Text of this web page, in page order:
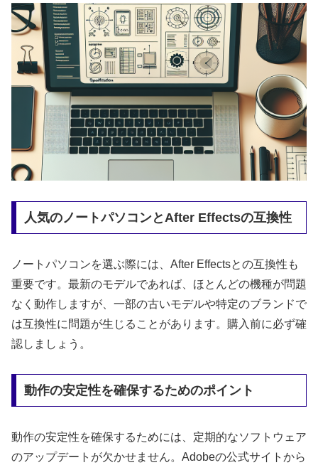
人気のノートパソコンとAfter Effectsの互換性
ノートパソコンを選ぶ際には、After Effectsとの互換性も
重要です。最新のモデルであれば、ほとんどの機種が問題
なく動作しますが、一部の古いモデルや特定のブランドで
は互換性に問題が生じることがあります。購入前に必ず確
認しましょう。
動作の安定性を確保するためのポイント
動作の安定性を確保するためには、定期的なソフトウェア
のアップデートが欠かせません。Adobeの公式サイトから